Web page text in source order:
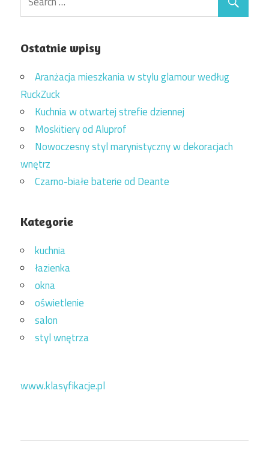
Ostatnie wpisy
Aranżacja mieszkania w stylu glamour według
RuckZuck
Kuchnia w otwartej strefie dziennej
Moskitiery od Aluprof
Nowoczesny styl marynistyczny w dekoracjach
wnętrz
Czarno-białe baterie od Deante
Kategorie
kuchnia
łazienka
okna
oświetlenie
salon
styl wnętrza
www.klasyfikacje.pl